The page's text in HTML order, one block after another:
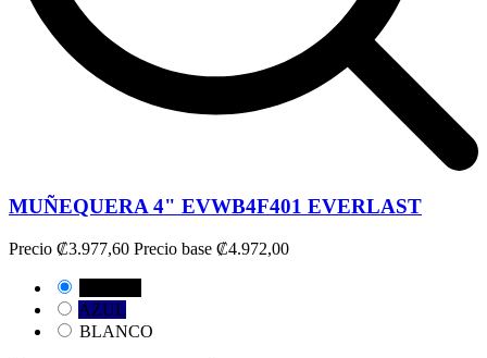
MUÑEQUERA 4" EVWB4F401 EVERLAST
Precio ₡3.977,60 Precio base ₡4.972,00
AZUL
BLANCO